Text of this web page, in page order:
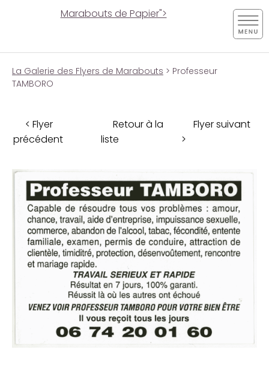
Marabouts de Papier">
La Galerie des Flyers de Marabouts > Professeur
TAMBORO
< Flyer
précédent
Retour à la
liste
Flyer suivant
>